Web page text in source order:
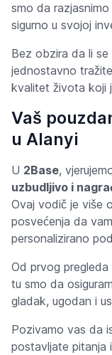
smo da
sigurno u svojoj
Bez obzira da li se
jednostavno
kvalitet života koji
Vaš
u Alanyi
U 2Base,
uzbudljivo i
Ovaj vodič je više
posvećenja da
personalizirano
Od prvog
tu smo da
gladak, ugodan i
Pozivamo vas da
postavljate pitanja